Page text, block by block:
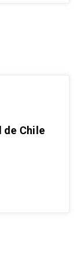
de Chile